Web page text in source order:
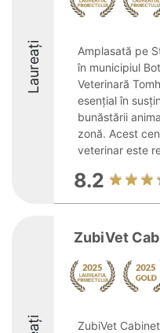
Laureați
Amplasată pe
în municipiul
Veterinară
esențial în
bunăstării
zonă. Acest
veterinar este
8.2
ZubiVet
ZubiVet